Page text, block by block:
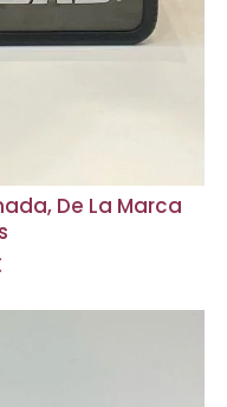
De La Marca